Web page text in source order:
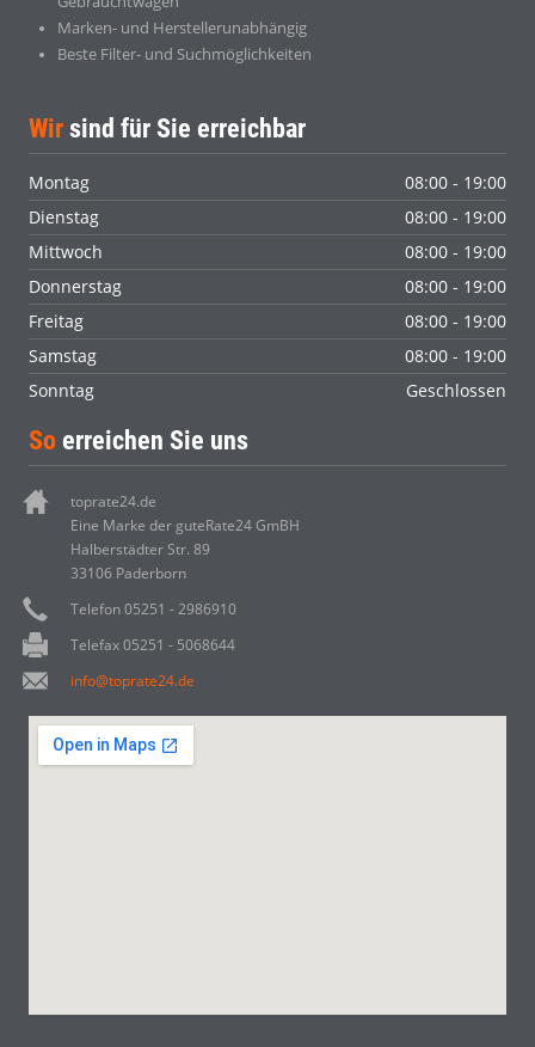
Marken- und Herstellerunabhängig
Beste Filter- und Suchmöglichkeiten
Wir sind für Sie erreichbar
Montag
08:00 - 19:00
Dienstag
08:00 - 19:00
Mittwoch
08:00 - 19:00
Donnerstag
08:00 - 19:00
Freitag
08:00 - 19:00
Samstag
08:00 - 19:00
Sonntag
Geschlossen
So erreichen Sie uns
toprate24.de
Eine Marke der guteRate24 GmBH
Halberstädter Str. 89
33106 Paderborn
Telefon 05251 - 2986910
Telefax 05251 - 5068644
info@toprate24.de